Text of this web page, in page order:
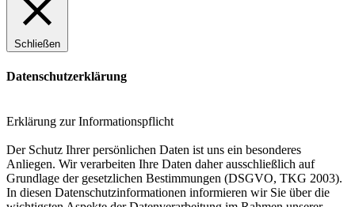
Schließen
Datenschutzerklärung
Erklärung zur Informationspflicht
Der Schutz Ihrer persönlichen Daten ist uns ein besonderes
Anliegen. Wir verarbeiten Ihre Daten daher ausschließlich auf
Grundlage der gesetzlichen Bestimmungen (DSGVO, TKG 2003).
In diesen Datenschutzinformationen informieren wir Sie über die